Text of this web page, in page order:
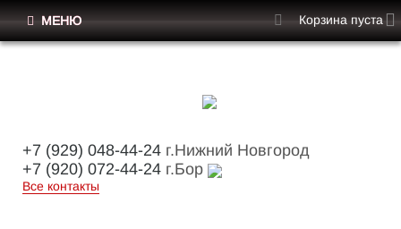
+7 (929) 048-44-24 г.Нижний Новгород
+7 (920) 072-44-24 г.Бор
Все контакты
МЕНЮ Корзина пуста